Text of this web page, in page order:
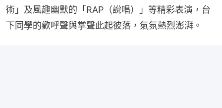
術」及風趣幽默的「RAP（說唱）」等精彩表演，台
下同學的歡呼聲與掌聲此起彼落，氣氛熱烈澎湃。